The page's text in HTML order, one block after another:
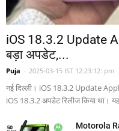
iOS 18.3.2 Update
बड़ा अपडेट,...
Puja - 2025-03-15 IST 12:23:12: pm
नई दिल्ली। iOS 18.3.2 Update
iOS 18.3.2 अपडेट रिलीज किया था।
Motorola